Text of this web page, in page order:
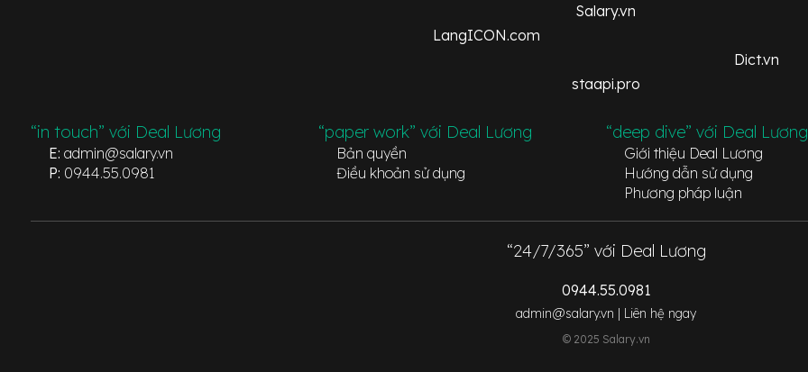
Salary.vn
LangICON.com
Dict.vn
staapi.pro
“in touch” với Deal Lương
E: admin@salary.vn
P: 0944.55.0981
“paper work” với Deal Lương
Bản quyền
Điều khoản sử dụng
“deep dive” với Deal Lương
Giới thiệu Deal Lương
Hướng dẫn sử dụng
Phương pháp luận
“24/7/365” với Deal Lương
0944.55.0981
admin@salary.vn | Liên hệ ngay
© 2025 Salary.vn